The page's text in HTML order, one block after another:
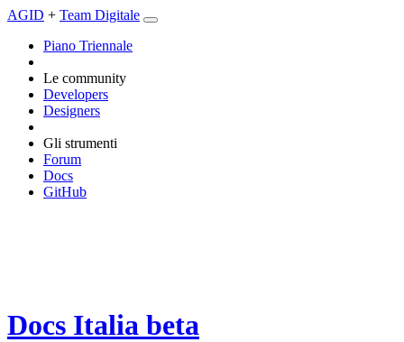
AGID + Team Digitale
Piano Triennale
Le community
Developers
Designers
Gli strumenti
Forum
Docs
GitHub
Docs Italia beta